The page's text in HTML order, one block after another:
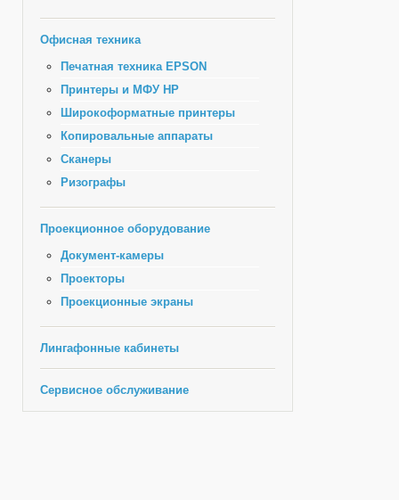
Офисная техника
Печатная техника EPSON
Принтеры и МФУ HP
Широкоформатные принтеры
Копировальные аппараты
Сканеры
Ризографы
Проекционное оборудование
Документ-камеры
Проекторы
Проекционные экраны
Лингафонные кабинеты
Сервисное обслуживание